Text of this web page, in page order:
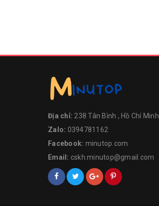
Địa chỉ: 238 Tân Bình , Hồ Chí Minh
Zalo: 0394781162
Facebook: minutop.com
Email: cskh.minutop@gmail.com